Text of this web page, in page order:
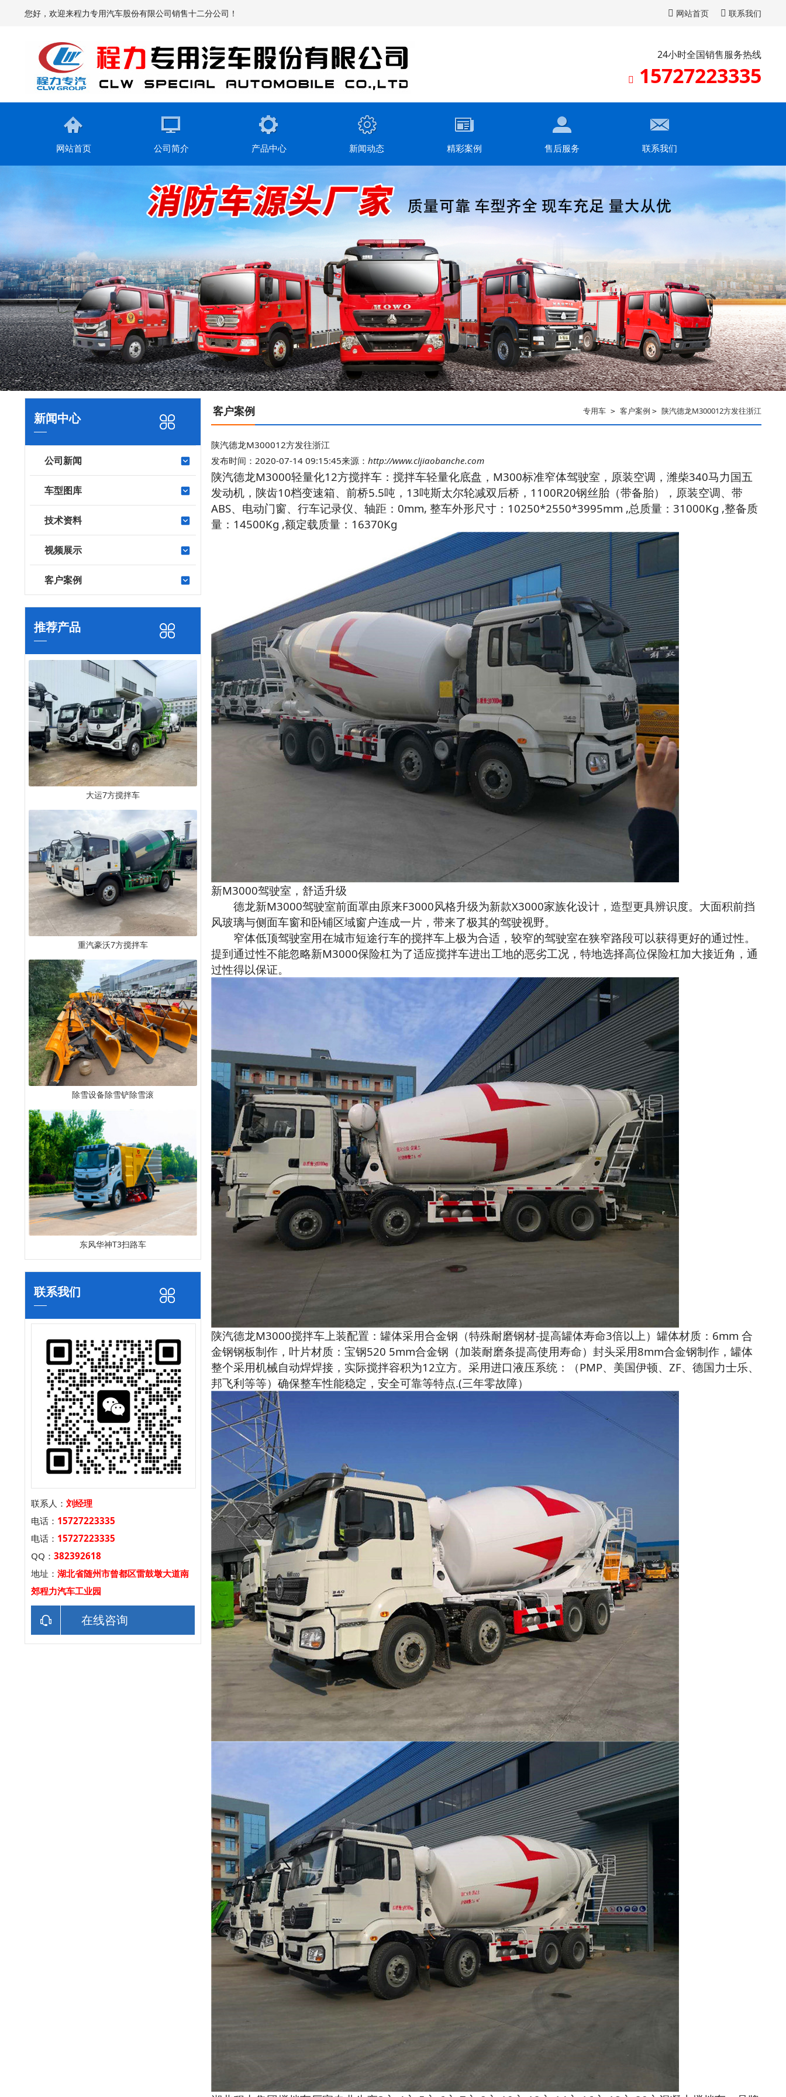
您好，欢迎来程力专用汽车股份有限公司销售十二分公司！ 网站首页 联系我们
24小时全国销售服务热线
15727223335
网站首页 公司简介 产品中心 新闻动态 精彩案例 售后服务 联系我们
新闻中心
公司新闻
车型图库
技术资料
视频展示
客户案例
推荐产品
大运7方搅拌车
重汽豪沃7方搅拌车
除雪设备除雪铲除雪滚
东风华神T3扫路车
联系我们
联系人： 刘经理
电话： 15727223335
电话： 15727223335
QQ： 382392618
地址： 湖北省随州市曾都区雷鼓墩大道南
郊程力汽车工业园
在线咨询
专用车 > 客户案例 > 陕汽德龙M300012方发往浙江
客户案例
陕汽德龙M300012方发往浙江
发布时间：2020-07-14 09:15:45来源： http://www.cljiaobanche.com
陕汽德龙M3000轻量化12方搅拌车：搅拌车轻量化底盘，M300标准窄体驾驶室，原装空调，潍柴340马力国五
发动机，陕齿10档变速箱、前桥5.5吨，13吨斯太尔轮减双后桥，1100R20钢丝胎（带备胎），原装空调、带
ABS、电动门窗、行车记录仪、轴距：0mm, 整车外形尺寸：10250*2550*3995mm ,总质量：31000Kg ,整备质
量：14500Kg ,额定载质量：16370Kg
新M3000驾驶室，舒适升级
德龙新M3000驾驶室前面罩由原来F3000风格升级为新款X3000家族化设计，造型更具辨识度。大面积前挡
风玻璃与侧面车窗和卧铺区域窗户连成一片，带来了极其的驾驶视野。
窄体低顶驾驶室用在城市短途行车的搅拌车上极为合适，较窄的驾驶室在狭窄路段可以获得更好的通过性。
提到通过性不能忽略新M3000保险杠为了适应搅拌车进出工地的恶劣工况，特地选择高位保险杠加大接近角，通
过性得以保证。
陕汽德龙M3000搅拌车上装配置：罐体采用合金钢（特殊耐磨钢材-提高罐体寿命3倍以上）罐体材质：6mm 合
金钢钢板制作，叶片材质：宝钢520 5mm合金钢（加装耐磨条提高使用寿命）封头采用8mm合金钢制作，罐体
整个采用机械自动焊焊接，实际搅拌容积为12立方。采用进口液压系统：（PMP、美国伊顿、ZF、德国力士乐、
邦飞利等等）确保整车性能稳定，安全可靠等特点.(三年零故障）